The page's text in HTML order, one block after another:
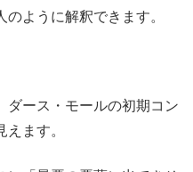
ように解釈できます。
ダース・モールの初期コン
ます。